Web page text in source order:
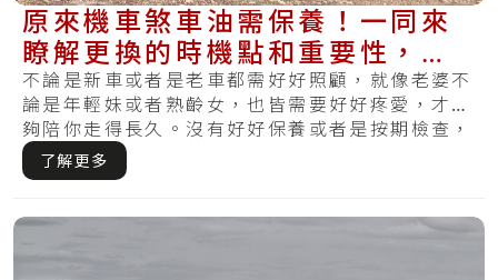
原來機車煞車油需保養！一同來
瞭解更換的時機點和重要性，讓
你不再煞不住
不論是新車或者是老車都需好好照顧，就像老婆不
論是年輕妹或者熟齡女，也皆需要好好疼愛，才能
夠陪你走得長久。沒有好好保養或者是按期檢查，
哪天.....
了解更多